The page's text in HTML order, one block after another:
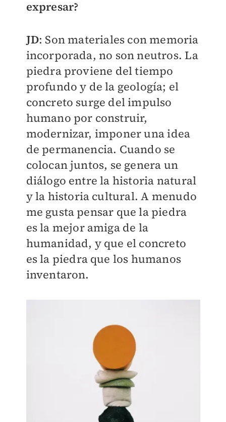
expresar?
JD: Son materiales con memoria
incorporada, no son neutros. La
piedra proviene del tiempo
profundo y de la geología; el
concreto surge del impulso
humano por construir,
modernizar, imponer una idea
de permanencia. Cuando se
colocan juntos, se genera un
diálogo entre la historia natural
y la historia cultural. A menudo
me gusta pensar que la piedra
es la mejor amiga de la
humanidad, y que el concreto
es la piedra que los humanos
inventaron.